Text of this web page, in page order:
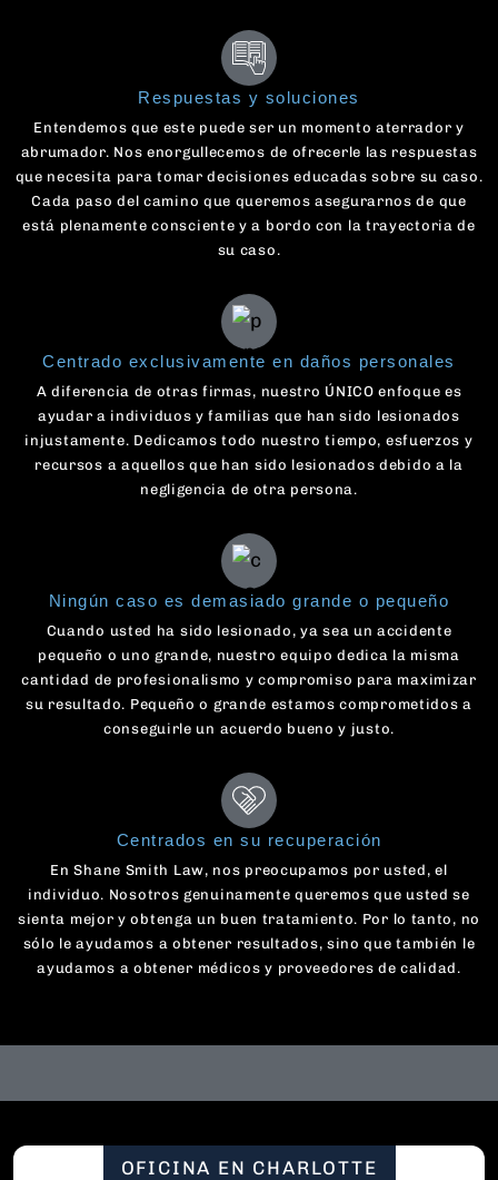
Respuestas y soluciones
Entendemos que este puede ser un momento aterrador y
abrumador. Nos enorgullecemos de ofrecerle las respuestas
que necesita para tomar decisiones educadas sobre su caso.
Cada paso del camino que queremos asegurarnos de que
está plenamente consciente y a bordo con la trayectoria de
su caso.
Centrado exclusivamente en daños personales
A diferencia de otras firmas, nuestro ÚNICO enfoque es
ayudar a individuos y familias que han sido lesionados
injustamente. Dedicamos todo nuestro tiempo, esfuerzos y
recursos a aquellos que han sido lesionados debido a la
negligencia de otra persona.
Ningún caso es demasiado grande o pequeño
Cuando usted ha sido lesionado, ya sea un accidente
pequeño o uno grande, nuestro equipo dedica la misma
cantidad de profesionalismo y compromiso para maximizar
su resultado. Pequeño o grande estamos comprometidos a
conseguirle un acuerdo bueno y justo.
Centrados en su recuperación
En Shane Smith Law, nos preocupamos por usted, el
individuo. Nosotros genuinamente queremos que usted se
sienta mejor y obtenga un buen tratamiento. Por lo tanto, no
sólo le ayudamos a obtener resultados, sino que también le
ayudamos a obtener médicos y proveedores de calidad.
OFICINA EN CHARLOTTE